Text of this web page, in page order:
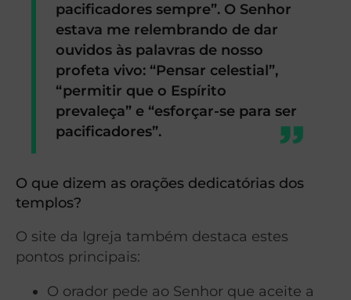
pacificadores sempre”. O Senhor
estava me relembrando de dar
ouvidos às palavras de nosso
profeta vivo: “Pensar celestial”,
“permitir que o Espírito
prevaleça” e “esforçar-se para ser
pacificadores”.
O que dizem as orações dedicatórias dos
templos?
O site da Igreja também destaca estes
pontos principais:
O orador pede ao Senhor que aceite a